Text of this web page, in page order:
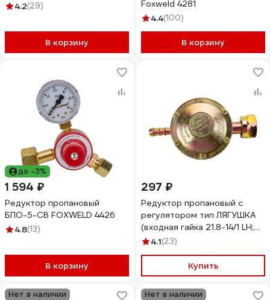
4.2(29)
В корзину
Foxweld 4281
4.4(100)
В корзину
до -3%
1 594 ₽
Редуктор пропановый
БПО-5-СВ FOXWELD 4426
4.8(13)
В корзину
297 ₽
Редуктор пропановый с
регулятором тип ЛЯГУШКА
(входная гайка 21.8-14/1 LH;
выход 9 мм) FOXWELD 1351
4.1(23)
Купить
Нет в наличии Нет в наличии